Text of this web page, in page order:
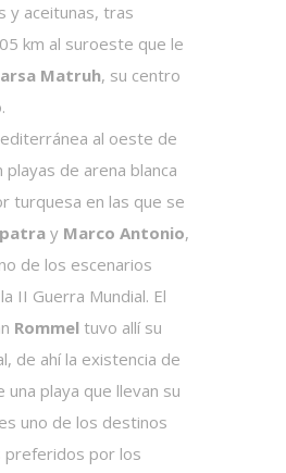
y aceitunas, tras
km al suroeste que le
Matruh, su centro
al oeste de
playas de arena blanca
turquesa en las que se
y Marco Antonio,
de los escenarios
II Guerra Mundial. El
Rommel tuvo allí su
de ahí la existencia de
una playa que llevan su
uno de los destinos
preferidos por los